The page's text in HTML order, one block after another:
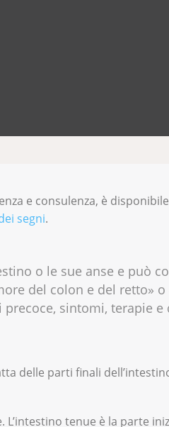
e consulenza, è
segni.
o le sue anse e può
del colon e del retto»
sintomi, terapie
delle parti finali
tenue è la parte